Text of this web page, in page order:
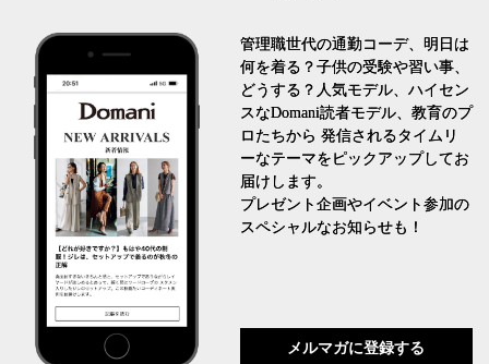
管理職世代の通勤コーデ、明日は
何を着る？子供の受験や習い事、
どうする？人気モデル、ハイセン
スなDomani読者モデル、教育のプ
ロたちから 発信されるタイムリ
ーなテーマをピックアップしてお
届けします。
プレゼント企画やイベント参加の
スペシャルなお知らせも！
メルマガに登録する